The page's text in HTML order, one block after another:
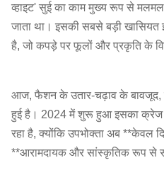
व्हाइट' सुई का काम मुख्य रूप से
जाता था। इसकी सबसे बड़ी खासियत
है, जो कपड़े पर फूलों और प्रकृति के
आज, फैशन के उतार-चढ़ाव के बावजूद,
हुई है। 2024 में शुरू हुआ इसका क्रेज
रहा है, क्योंकि उपभोक्ता अब **केवल
**आरामदायक और सांस्कृतिक रूप से